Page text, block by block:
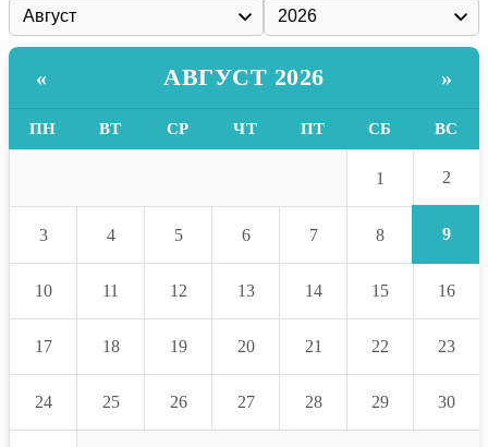
« АВГУСТ 2026 »
ПН ВТ СР ЧТ ПТ СБ ВС
1 2
3 4 5 6 7 8 9
10 11 12 13 14 15 16
17 18 19 20 21 22 23
24 25 26 27 28 29 30